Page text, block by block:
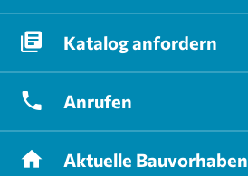
Kataloganfordern
Anrufen
Aktuelle Bauvorhaben